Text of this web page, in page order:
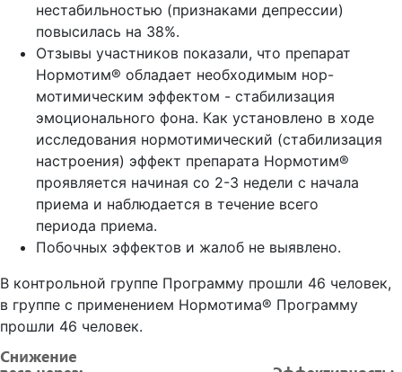
нестабильностью (признаками депрессии)
повысилась на 38%.
Отзывы участников показали, что препарат
Нормотим® обладает необходимым нор-
мотимическим эффектом - стабилизация
эмоционального фона. Как установлено в ходе
исследования нормотимический (стабилизация
настроения) эффект препарата Нормотим®
проявляется начиная со 2-3 недели с начала
приема и наблюдается в течение всего
периода приема.
Побочных эффектов и жалоб не выявлено.
В контрольной группе Программу прошли 46 человек,
в группе с применением Нормотима® Программу
прошли 46 человек.